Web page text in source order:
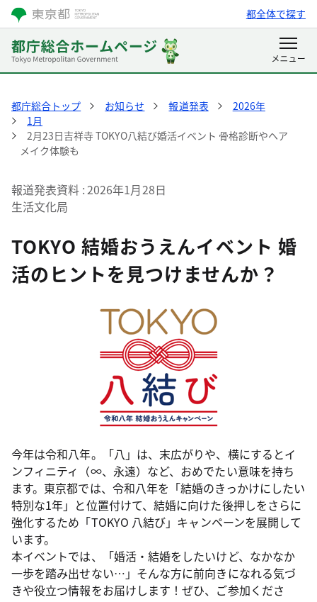
都全体で探す
都庁総合トップ お知らせ 報道発表
2026年
1月
2月23日吉祥寺 TOKYO八結び婚活イベント 骨格診断やヘア
メイク体験も
報道発表資料 2026年1月28日
生活文化局
TOKYO 結婚おうえんイベント 婚
活のヒントを見つけませんか？
今年は令和八年。「八」は、末広がりや、横にするとイ
ンフィニティ（∞、永遠）など、おめでたい意味を持ち
ます。東京都では、令和八年を「結婚のきっかけにしたい
特別な1年」と位置付けて、結婚に向けた後押しをさらに
強化するため「TOKYO 八結び」キャンペーンを展開して
います。
本イベントでは、「婚活・結婚をしたいけど、なかなか
一歩を踏み出せない…」そんな方に前向きになれる気づ
きや役立つ情報をお届けします！ぜひ、ご参加くださ